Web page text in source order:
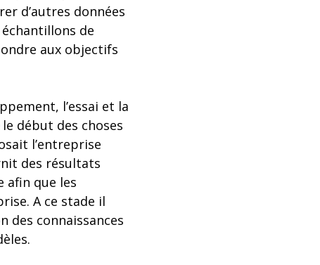
d’autres données
de
aux objectifs
l’essai et la
début des choses
l’entreprise
des résultats
afin que les
A ce stade il
des connaissances